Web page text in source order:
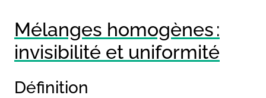
Mélanges homogènes :
invisibilité et uniformité
Définition